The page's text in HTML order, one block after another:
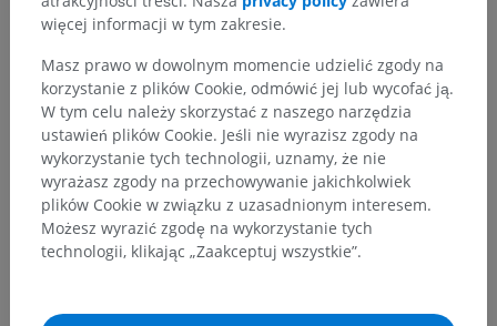
Hierarchia anatomiczna
Anatomia człowieka 2
Anatomia człowieka 1
więcej informacji w tym zakresie.
Masz prawo w dowolnym momencie udzielić zgody na
korzystanie z plików Cookie, odmówić jej lub wycofać ją.
W tym celu należy skorzystać z naszego narzędzia
ustawień plików Cookie. Jeśli nie wyrazisz zgody na
wykorzystanie tych technologii, uznamy, że nie
wyrażasz zgody na przechowywanie jakichkolwiek
plików Cookie w związku z uzasadnionym interesem.
Możesz wyrazić zgodę na wykorzystanie tych
technologii, klikając „Zaakceptuj wszystkie”.